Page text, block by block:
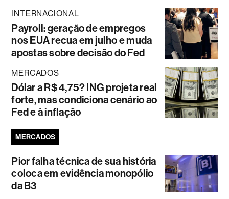
INTERNACIONAL
Payroll: geração de empregos
nos EUA recua em julho e muda
apostas sobre decisão do Fed
MERCADOS
Dólar a R$ 4,75? ING projeta real
forte, mas condiciona cenário ao
Fed e à inflação
MERCADOS
Pior falha técnica de sua história
coloca em evidência monopólio
da B3